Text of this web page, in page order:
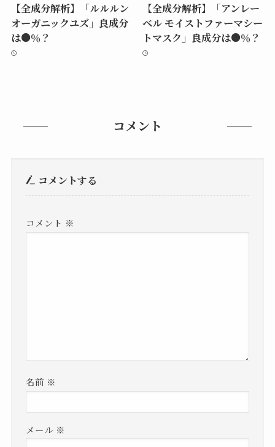
【全成分解析】「ルルルン
オーガニックユズ」良成分
は●％？
【全成分解析】「アンレー
ベル モイストファーマシー
トマスク」良成分は●％？
コメント
コメントする
コメント ※
名前 ※
メール ※